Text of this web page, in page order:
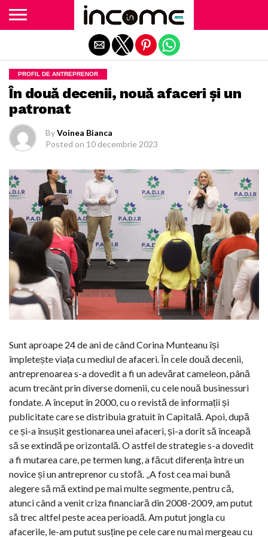
PROFIL DE ANTREPRENOR
În două decenii, nouă afaceri și un
patronat
ByVoinea Bianca
Posted on 10 decembrie 2023
Sunt aproape 24 de ani de când Corina Munteanu își
împletește viața cu mediul de afaceri. În cele două decenii,
antreprenoarea s-a dovedit a fi un adevărat cameleon, până
acum trecânt prin diverse domenii, cu cele nouă businessuri
fondate. A început în 2000, cu o revistă de informații și
publicitate care se distribuia gratuit în Capitală. Apoi, după
ce și-a însușit gestionarea unei afaceri, și-a dorit să înceapă
să se extindă pe orizontală. O astfel de strategie s-a dovedit
a fi mutarea care, pe termen lung, a făcut diferența între un
novice și un antreprenor cu stofă. „A fost cea mai bună
alegere să mă extind pe mai multe segmente, pentru că,
atunci când a venit criza financiară din 2008-2009, am putut
să trec altfel peste acea perioadă. Am putut jongla cu
afacerile, le-am putut susține pe cele care nu mai mergeau cu
Exit mobile version